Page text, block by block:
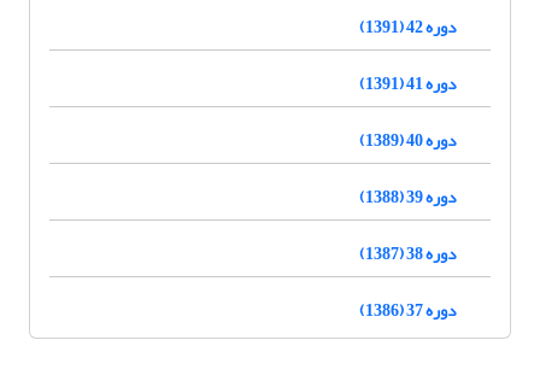
دوره 42 (1391)
دوره 41 (1391)
دوره 40 (1389)
دوره 39 (1388)
دوره 38 (1387)
دوره 37 (1386)